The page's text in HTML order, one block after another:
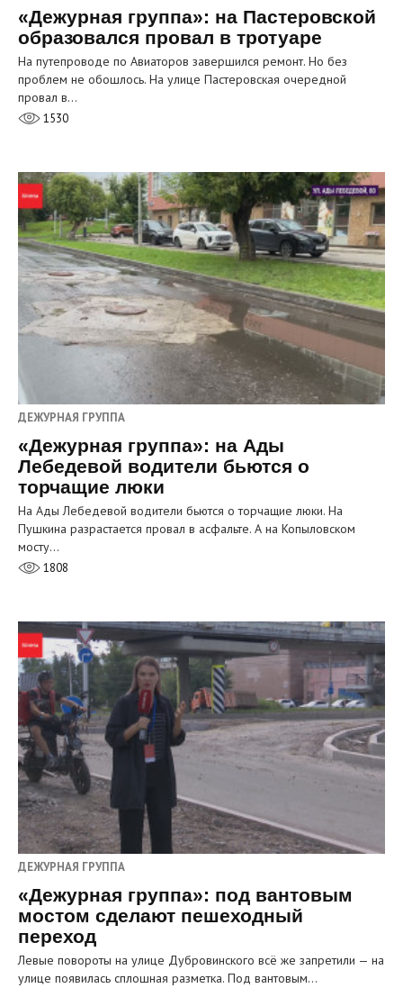
«Дежурная группа»: на Пастеровской
образовался провал в тротуаре
На путепроводе по Авиаторов завершился ремонт. Но без
проблем не обошлось. На улице Пастеровская очередной
провал в…
1530
ДЕЖУРНАЯ ГРУППА
«Дежурная группа»: на Ады
Лебедевой водители бьются о
торчащие люки
На Ады Лебедевой водители бьются о торчащие люки. На
Пушкина разрастается провал в асфальте. А на Копыловском
мосту…
1808
ДЕЖУРНАЯ ГРУППА
«Дежурная группа»: под вантовым
мостом сделают пешеходный
переход
Левые повороты на улице Дубровинского всё же запретили — на
улице появилась сплошная разметка. Под вантовым…